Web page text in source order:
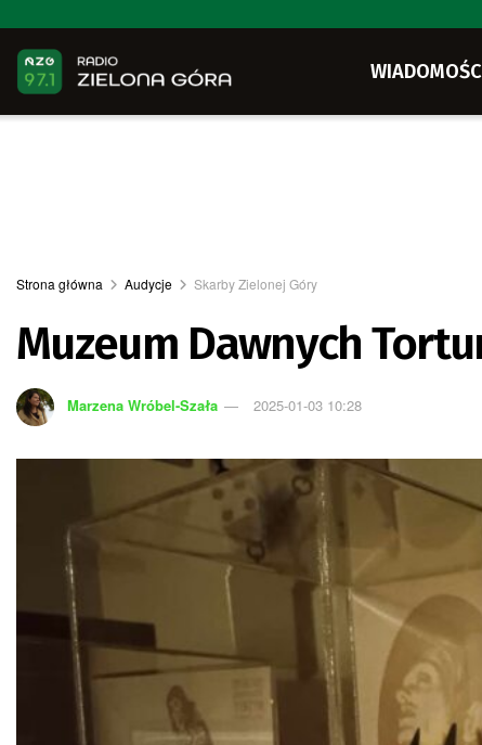
Strona główna Audycje Skarby Zielonej Góry
Muzeum Dawnych
Marzena Wróbel-Szała 2025-01-03 10:28